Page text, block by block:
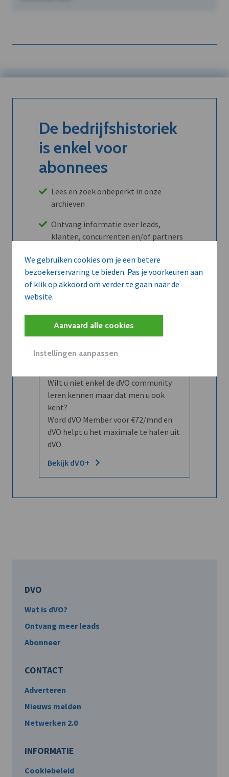
We gebruiken cookies om je een betere
bezoekerservaring te bieden. Pas je voorkeuren aan
of klik op akkoord om verder te gaan naar de
website.
Aanvaard alle cookies
Instellingen aanpassen
De bedrijfshistoriek
is enkel voor
abonnees
Lees en zoek onbeperkt in onze
archieven
Ontvang informatie over leads,
klanten, concurrenten en/of partners
Maandelijks opzegbaar
Abboneer
Wilt u niet enkel de dVO community
leren kennen maar dat men u ook
kent?
Word dVO Member voor €72/mnd en
dVO helpt u het maximale te halen uit
dVO.
Bekijk dVO+
DVO
Wat is dVO?
Ontvang meer leads
Abonneer
CONTACT
Adverteren
Nieuws melden
Netwerken 2.0
INFORMATIE
Cookiebeleid